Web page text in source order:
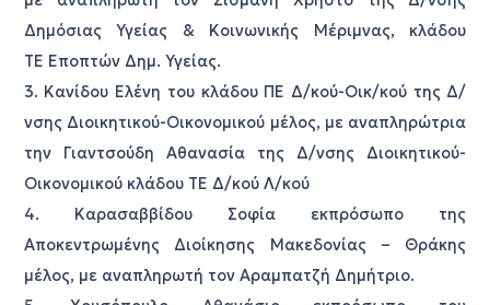
Δημόσιας Υγείας & Κοινωνικής Μέριμνας, κλάδου
ΤΕ Εποπτών Δημ. Υγείας.
3. Κανίδου Ελένη του κλάδου ΠΕ Δ/κού-Οικ/κού της Δ/
νσης Διοικητικού-Οικονομικού μέλος, με αναπληρώτρια
την Γιαντσούδη Αθανασία της Δ/νσης Διοικητικού-
Οικονομικού κλάδου ΤΕ Δ/κού Λ/κού
4. Καρασαββίδου Σοφία εκπρόσωπο της
Αποκεντρωμένης Διοίκησης Μακεδονίας – Θράκης
μέλος, με αναπληρωτή τον Αραμπατζή Δημήτριο.